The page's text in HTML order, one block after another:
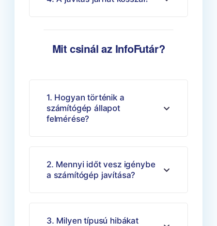
Mit csinál az InfoFutár?
1. Hogyan történik a
számítógép állapot
felmérése?
2. Mennyi időt vesz igénybe
a számítógép javítása?
3. Milyen típusú hibákat